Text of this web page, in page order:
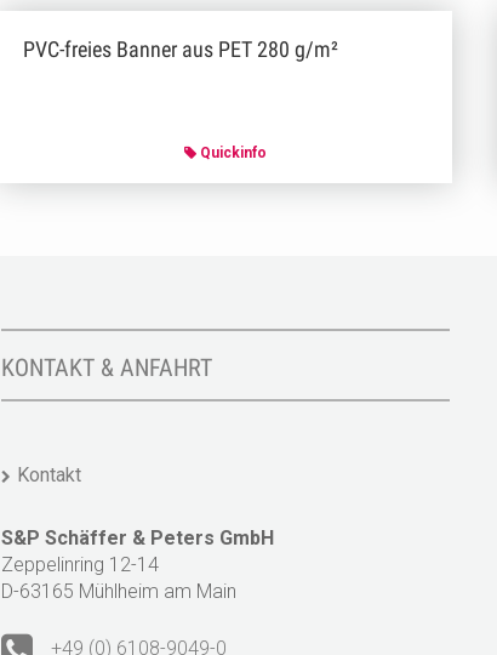
PVC-freies Banner aus PET 280 g/m²
Quickinfo
KONTAKT & ANFAHRT
Kontakt
S&P Schäffer & Peters GmbH
Zeppelinring 12-14
D-63165 Mühlheim am Main
+49 (0) 6108-9049-0